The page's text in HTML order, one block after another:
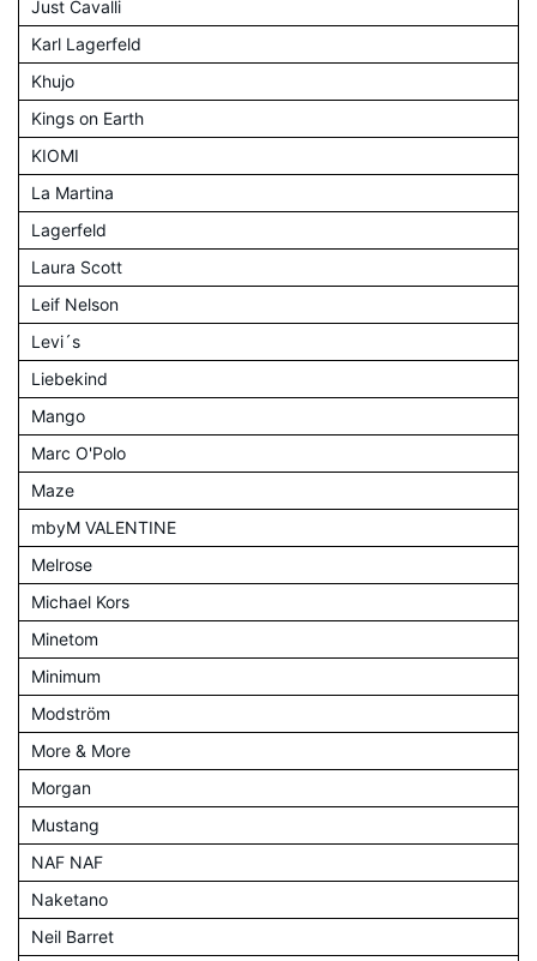
Just Cavalli
Karl Lagerfeld
Khujo
Kings on Earth
KIOMI
La Martina
Lagerfeld
Laura Scott
Leif Nelson
Levi´s
Liebekind
Mango
Marc O'Polo
Maze
mbyM VALENTINE
Melrose
Michael Kors
Minetom
Minimum
Modström
More & More
Morgan
Mustang
NAF NAF
Naketano
Neil Barret